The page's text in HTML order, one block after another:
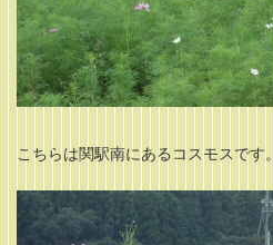
こちらは関駅南にあるコスモスです。